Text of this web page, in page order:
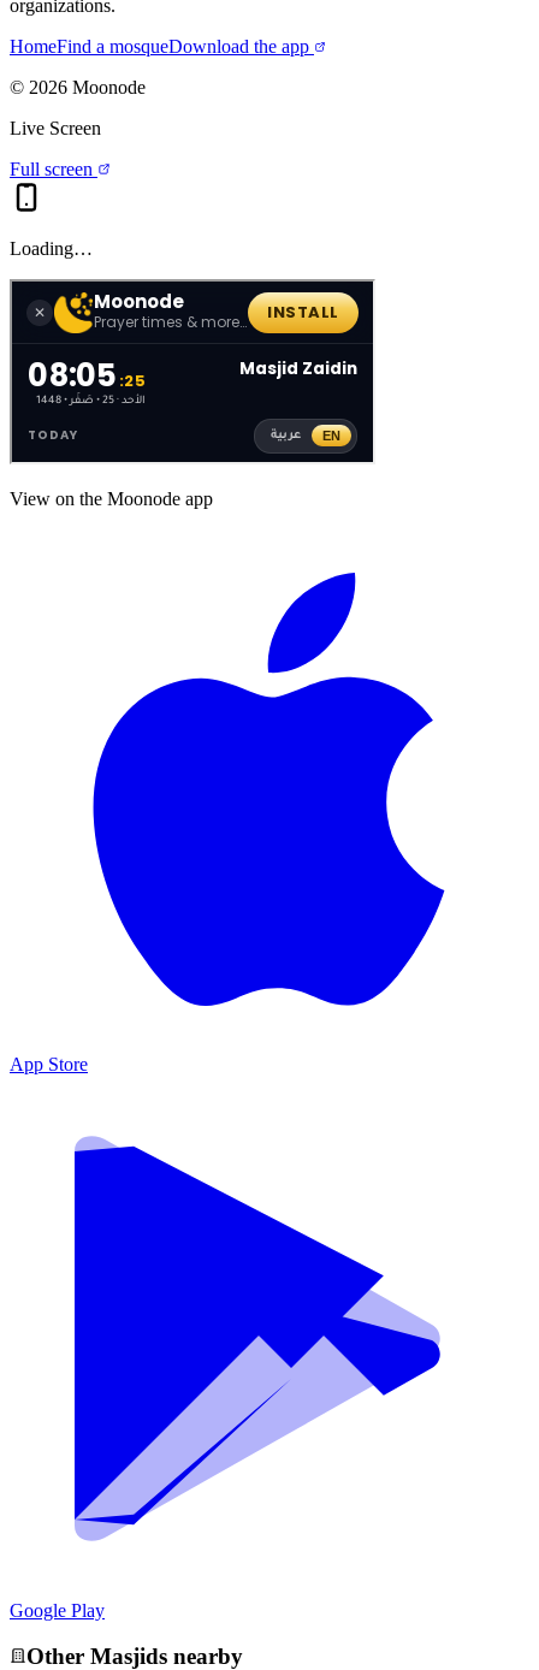
organizations.
HomeFind a mosqueDownload the app
© 2026 Moonode
Live Screen
Full screen
Loading…
View on the Moonode app
App Store
Google Play
Other Masjids nearby